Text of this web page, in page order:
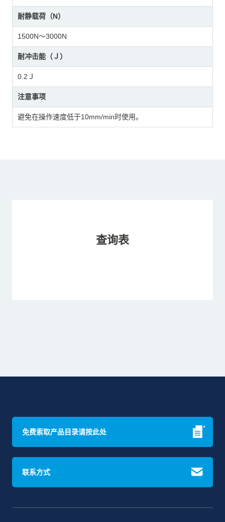
耐静载荷（N）
1500N～3000N
耐冲击能（Ｊ）
0.2Ｊ
注意事项
避免在操作速度低于10mm/min时使用。
查询表
免费索取产品目录请按此处
联系方式